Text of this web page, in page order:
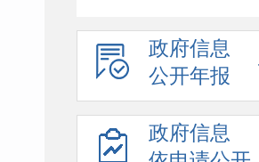
政府信息
公开年报
政府信息